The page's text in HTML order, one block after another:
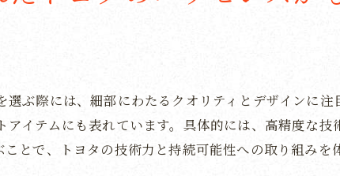
で広がるトヨタとの夢の世界
ムが実現する特別な瞬間
ヨタとのコラボレーション
るトヨタとの素敵な時間
ぶ際には、細部にわたるクオリティとデザインに
イテムにも表れています。具体的には、高精度な
とで、トヨタの技術力と持続可能性への取り組み